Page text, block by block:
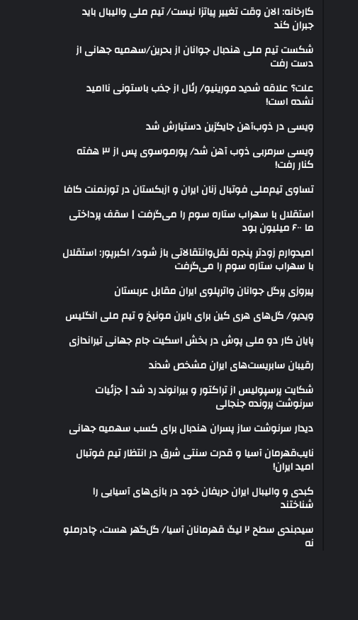
کارخانه: الان وقت تغییر پیاتزا نیست/ تیم ملی والیبال باید
جبران کند
شکست تیم ملی هندبال جوانان از بحرین/سهمیه جهانی از
دست رفت
علت؟ علاقه شدید مورینیو/ رئال از جذب باستونی ناامید
نشده است!
ویسی در ذوب‌آهن جایگزین دستیارش شد
ویسی سرمربی ذوب آهن شد/ پورموسوی پس از ۳ هفته
کنار رفت!
تساوی تیم‌ملی فوتبال زنان ایران و ازبکستان در تورنمنت کافا
استقلال با سهراب ستاره سوم را می‌گرفت | سقف پرداختی
ما ۶۰۰ میلیون بود
امیدوارم زودتر پنجره نقل‌وانتقالاتی باز شود/ اکبرپور: استقلال
با سهراب ستاره سوم را می‌گرفت
پیروزی پرگل جوانان واترپلوی ایران مقابل عربستان
ویدیو/ گل‌های هری‌ کین برای بایرن مونیخ و تیم ملی انگلیس
پایان کار دو ملی پوش در بخش اسکیت جام جهانی تیراندازی
رقیبان سابریست‌های ایران مشخص شدند
شکایت پرسپولیس از تراکتور و بیرانوند رد شد | جزئیات
سرنوشت پرونده جنجالی
دیدار سرنوشت ساز پسران هندبال برای کسب سهمیه جهانی
نایب‌قهرمان آسیا و قدرت سنتی شرق در انتظار تیم فوتبال
امید ایران!
کبدی و والیبال ایران حریفان خود در بازی‌های آسیایی را
شناختند
سیدبندی سطح ۲ لیگ قهرمانان آسیا/ گل‌گهر هست، چادرملو
نه